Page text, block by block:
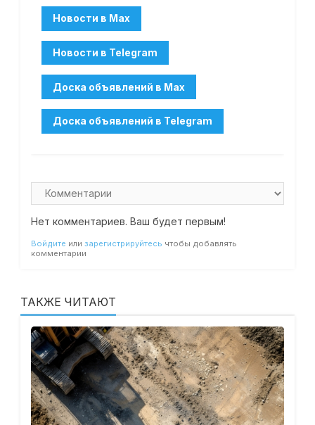
Нет комментариев. Ваш будет первым!
Войдите или зарегистрируйтесь чтобы добавлять
комментарии
ТАКЖЕ ЧИТАЮТ